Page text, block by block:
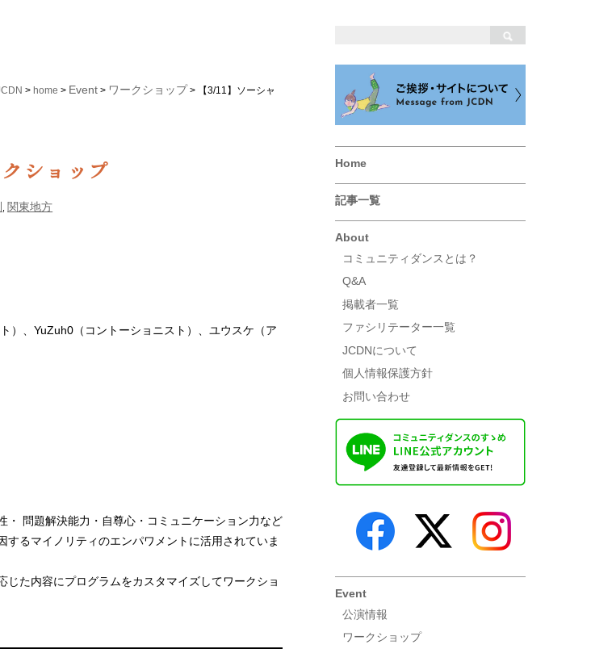
> home > Event > ワークショップ > 【3/11】ソーシャ
Home
記事一覧
About
コミュニティダンスとは？
Q&A
掲載者一覧
ファシリテーター一覧
JCDNについて
個人情報保護方針
お問い合わせ
Event
公演情報
ワークショップ
ショップ
関東地方
）、YuZuh0（コントーショニスト）、ユウスケ（ア
・ 問題解決能力・自尊心・コミュニケーション力など
るマイノリティのエンパワメントに活用されていま
た内容にプログラムをカスタマイズしてワークショ